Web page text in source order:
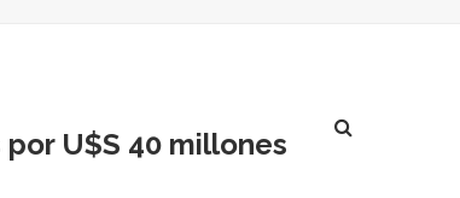
U$S 40 millones